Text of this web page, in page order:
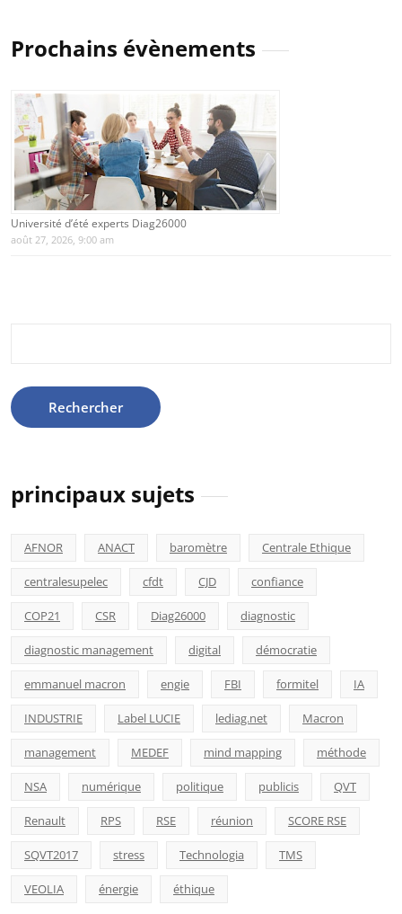
Prochains évènements
Université d’été experts Diag26000
août 27, 2026, 9:00 am
principaux sujets
AFNOR ANACT baromètre Centrale Ethique
centralesupelec cfdt CJD confiance
COP21 CSR Diag26000 diagnostic
diagnostic management digital démocratie
emmanuel macron engie FBI formitel IA
INDUSTRIE Label LUCIE lediag.net Macron
management MEDEF mind mapping méthode
NSA numérique politique publicis QVT
Renault RPS RSE réunion SCORE RSE
SQVT2017 stress Technologia TMS
VEOLIA énergie éthique